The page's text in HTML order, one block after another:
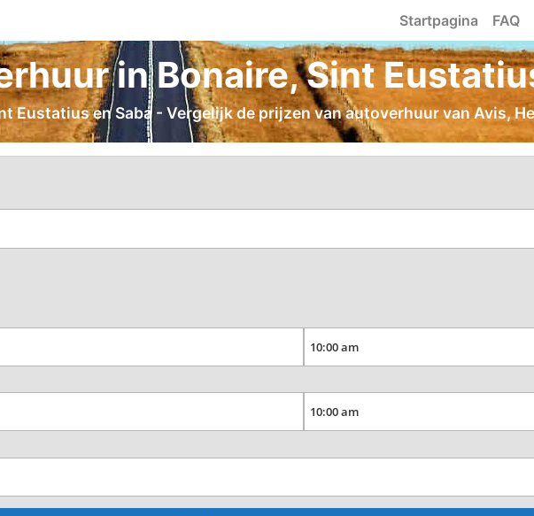
Startpagina FAQ
in Bonaire, Sint
Eustatius en Saba - Vergelijk de prijzen van autoverhuur van Avis,